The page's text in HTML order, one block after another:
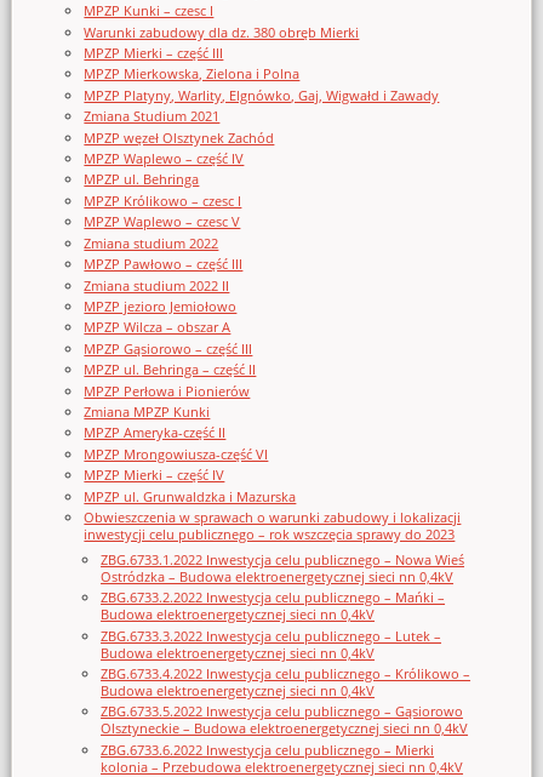
MPZP Kunki – czesc I
Warunki zabudowy dla dz. 380 obręb Mierki
MPZP Mierki – część III
MPZP Mierkowska, Zielona i Polna
MPZP Platyny, Warlity, Elgnówko, Gaj, Wigwałd i Zawady
Zmiana Studium 2021
MPZP węzeł Olsztynek Zachód
MPZP Waplewo – część IV
MPZP ul. Behringa
MPZP Królikowo – czesc I
MPZP Waplewo – czesc V
Zmiana studium 2022
MPZP Pawłowo – część III
Zmiana studium 2022 II
MPZP jezioro Jemiołowo
MPZP Wilcza – obszar A
MPZP Gąsiorowo – część III
MPZP ul. Behringa – część II
MPZP Perłowa i Pionierów
Zmiana MPZP Kunki
MPZP Ameryka-część II
MPZP Mrongowiusza-część VI
MPZP Mierki – część IV
MPZP ul. Grunwaldzka i Mazurska
Obwieszczenia w sprawach o warunki zabudowy i lokalizacji
inwestycji celu publicznego – rok wszczęcia sprawy do 2023
ZBG.6733.1.2022 Inwestycja celu publicznego – Nowa Wieś
Ostródzka – Budowa elektroenergetycznej sieci nn 0,4kV
ZBG.6733.2.2022 Inwestycja celu publicznego – Mańki –
Budowa elektroenergetycznej sieci nn 0,4kV
ZBG.6733.3.2022 Inwestycja celu publicznego – Lutek –
Budowa elektroenergetycznej sieci nn 0,4kV
ZBG.6733.4.2022 Inwestycja celu publicznego – Królikowo –
Budowa elektroenergetycznej sieci nn 0,4kV
ZBG.6733.5.2022 Inwestycja celu publicznego – Gąsiorowo
Olsztyneckie – Budowa elektroenergetycznej sieci nn 0,4kV
ZBG.6733.6.2022 Inwestycja celu publicznego – Mierki
kolonia – Przebudowa elektroenergetycznej sieci nn 0,4kV